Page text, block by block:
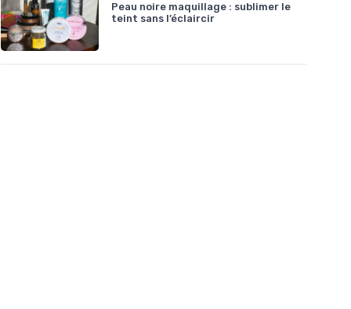
Peau noire maquillage : sublimer le
teint sans l’éclaircir